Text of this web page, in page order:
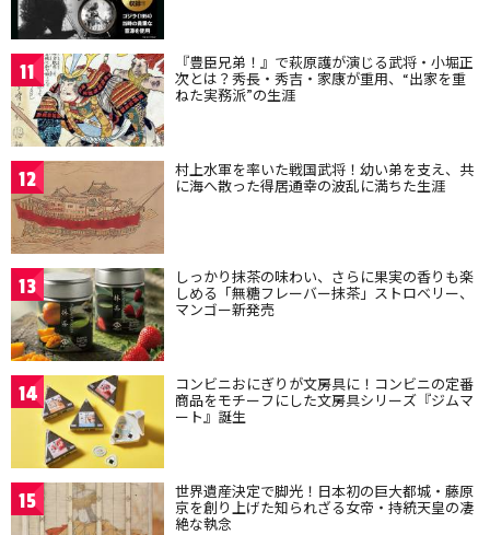
11 『豊臣兄弟！』で萩原護が演じる武将・小堀正
次とは？秀長・秀吉・家康が重用、“出家を重
ねた実務派”の生涯
12 村上水軍を率いた戦国武将！幼い弟を支え、共
に海へ散った得居通幸の波乱に満ちた生涯
13 しっかり抹茶の味わい、さらに果実の香りも楽
しめる「無糖フレーバー抹茶」ストロベリー、
マンゴー新発売
14 コンビニおにぎりが文房具に！コンビニの定番
商品をモチーフにした文房具シリーズ『ジムマ
ート』誕生
15 世界遺産決定で脚光！日本初の巨大都城・藤原
京を創り上げた知られざる女帝・持統天皇の凄
絶な執念